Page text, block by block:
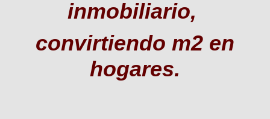
inmobiliario,
convirtiendo m2 en
hogares.